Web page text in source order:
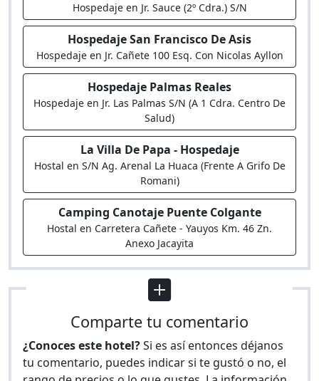
Hospedaje en Jr. Sauce (2º Cdra.) S/N
Hospedaje San Francisco De Asis
Hospedaje en Jr. Cañete 100 Esq. Con Nicolas Ayllon
Hospedaje Palmas Reales
Hospedaje en Jr. Las Palmas S/N (A 1 Cdra. Centro De
Salud)
La Villa De Papa - Hospedaje
Hostal en S/N Ag. Arenal La Huaca (Frente A Grifo De
Romani)
Camping Canotaje Puente Colgante
Hostal en Carretera Cañete - Yauyos Km. 46 Zn.
Anexo Jacayita
Comparte tu comentario
¿Conoces este hotel?Si es así entonces déjanos
tu comentario, puedes indicar si te gustó o no, el